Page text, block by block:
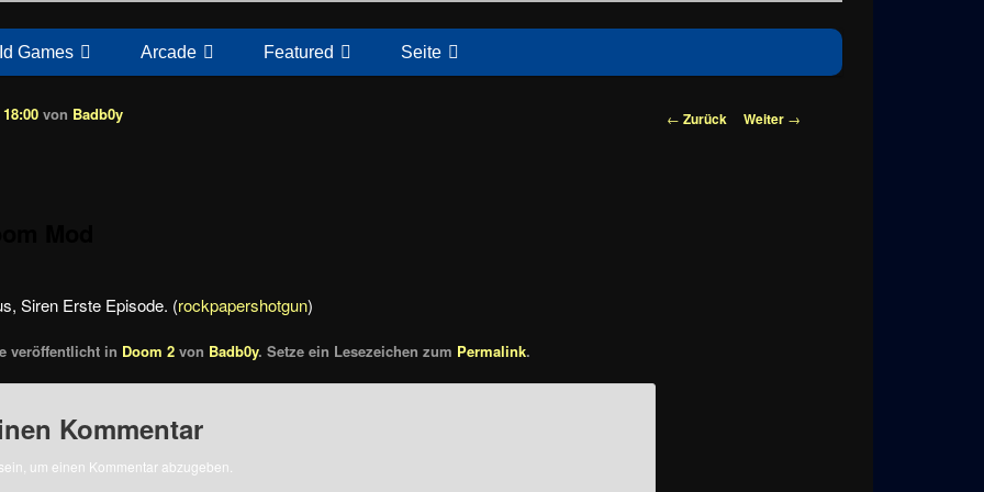
Id Games Arcade Featured Seite
Beitragsnavigation
← Zurück Weiter →
von Badb0y
Siren Erste Episode. (rockpapershotgun)
veröffentlicht in Doom 2 von Badb0y. Setze ein Lesezeichen zum Permalink.
Kommentar
um einen Kommentar abzugeben.